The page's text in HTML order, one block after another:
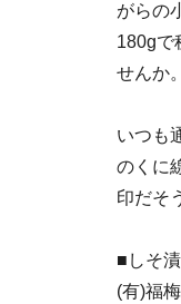
がらの
180gで
せんか。
いつも
のくに
印だそ
■しそ
(有)福